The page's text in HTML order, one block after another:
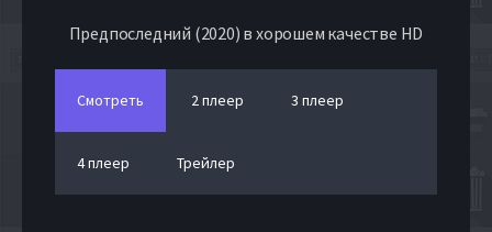
Предпоследний (2020) в хорошем качестве HD
Смотреть 2 плеер 3 плеер
4 плеер Трейлер